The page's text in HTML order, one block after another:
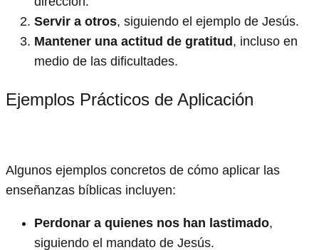
Servir a otros, siguiendo el ejemplo de Jesús.
Mantener una actitud de gratitud, incluso en
medio de las dificultades.
Ejemplos Prácticos de Aplicación
Algunos ejemplos concretos de cómo aplicar las
enseñanzas bíblicas incluyen:
Perdonar a quienes nos han lastimado,
siguiendo el mandato de Jesús.